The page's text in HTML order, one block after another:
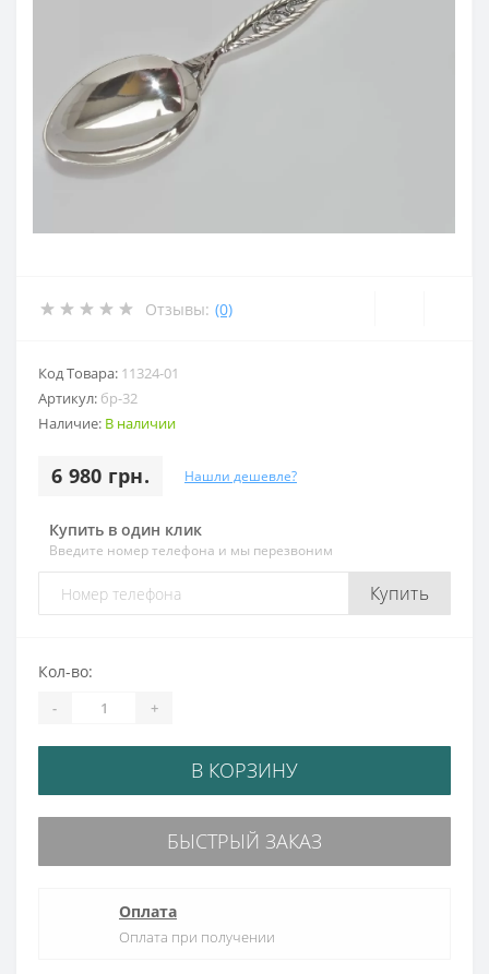
Отзывы: (0)
Код Товара: 11324-01
Артикул: бр-32
Наличие: В наличии
6 980 грн. Нашли дешевле?
Купить в один клик
Введите номер телефона и мы перезвоним
Купить
Кол-во:
- +
В КОРЗИНУ
БЫСТРЫЙ ЗАКАЗ
Оплата
Оплата при получении